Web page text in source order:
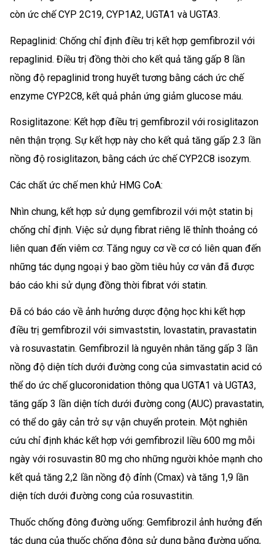
còn ức chế CYP 2C19, CYP1A2, UGTA1 và UGTA3.
Repaglinid: Chống chỉ định điều trị kết hợp gemfibrozil với
repaglinid. Điều trị đồng thời cho kết quả tăng gấp 8 lần
nồng độ repaglinid trong huyết tương bằng cách ức chế
enzyme CYP2C8, kết quả phản ứng giảm glucose máu.
Rosiglitazone: Kết hợp điều trị gemfibrozil với rosiglitazon
nên thận trọng. Sự kết hợp này cho kết quả tăng gấp 2.3 lần
nồng độ rosiglitazon, bằng cách ức chế CYP2C8 isozym.
Các chất ức chế men khử HMG CoA:
Nhìn chung, kết hợp sử dụng gemfibrozil với một statin bị
chống chỉ định. Việc sử dụng fibrat riêng lẽ thỉnh thoảng có
liên quan đến viêm cơ. Tăng nguy cơ về cơ có liên quan đến
những tác dụng ngoại ý bao gồm tiêu hủy cơ vân đã được
báo cáo khi sử dụng đồng thời fibrat với statin.
Đã có báo cáo về ảnh hưởng dược động học khi kết hợp
điều trị gemfibrozil với simvaststin, lovastatin, pravastatin
và rosuvastatin. Gemfibrozil là nguyên nhân tăng gấp 3 lần
nồng độ diện tích dưới đường cong của simvastatin acid có
thể do ức chế glucoronidation thông qua UGTA1 và UGTA3,
tăng gấp 3 lần diện tích dưới đường cong (AUC) pravastatin,
có thể do gây cản trở sự vận chuyển protein. Một nghiên
cứu chỉ định khác kết hợp với gemfibrozil liều 600 mg mỗi
ngày với rosuvastin 80 mg cho những người khỏe mạnh cho
kết quả tăng 2,2 lần nồng độ đỉnh (Cmax) và tăng 1,9 lần
diện tích dưới đường cong của rosuvastitin.
Thuốc chống đông đường uống: Gemfibrozil ảnh hưởng đến
tác dụng của thuốc chống đông sử dụng bằng đường uống,